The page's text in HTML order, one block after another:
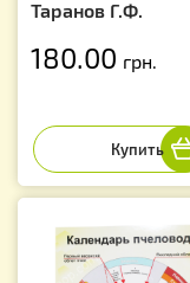
Таранов Г.Ф.
180.00 грн.